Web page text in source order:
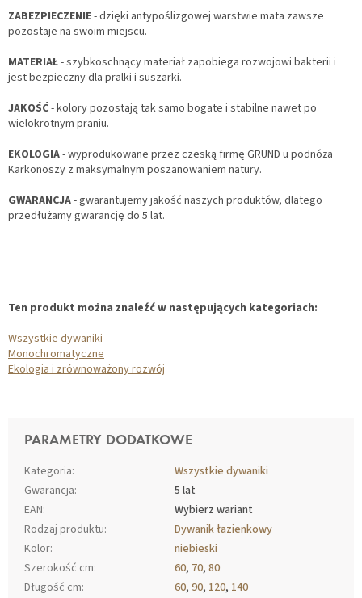
ZABEZPIECZENIE- dzięki antypoślizgowej warstwie mata zawsze
pozostaje na swoim miejscu.
MATERIAŁ- szybkoschnący materiał zapobiega rozwojowi bakterii i
jest bezpieczny dla pralki i suszarki.
JAKOŚĆ- kolory pozostają tak samo bogate i stabilne nawet po
wielokrotnym praniu.
EKOLOGIA- wyprodukowane przez czeską firmę GRUND u podnóża
Karkonoszy z maksymalnym poszanowaniem natury.
GWARANCJA- gwarantujemy jakość naszych produktów, dlatego
przedłużamy gwarancję do 5 lat.
Ten produkt można znaleźć w następujących kategoriach:
Wszystkie dywaniki
Monochromatyczne
Ekologia i zrównoważony rozwój
PARAMETRY DODATKOWE
Kategoria:
Wszystkie dywaniki
Gwarancja:
5 lat
EAN:
Wybierz wariant
Rodzaj produktu:
Dywanik łazienkowy
Kolor:
niebieski
Szerokość cm: 60, 70, 80
Długość cm: 60, 90, 120, 140